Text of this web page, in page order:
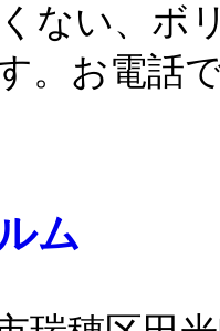
ない、ボ
。お電話
ム